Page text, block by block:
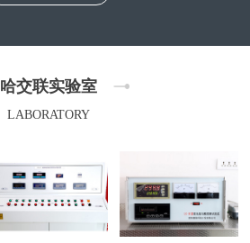
哈交联实验室
LABORATORY